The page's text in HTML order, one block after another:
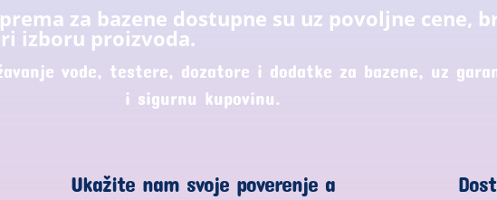
za bazene dostupne su uz povoljne cene,
izboru proizvoda.
vode, testere, dozatore i dodatke za bazene, uz
i sigurnu kupovinu.
Ukažite nam svoje poverenje a